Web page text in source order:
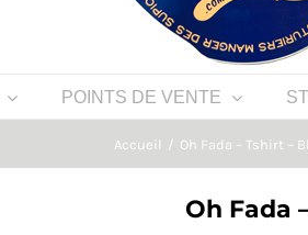
POINTS DE VENTE
Accueil Oh Fada – Tshirt –
Oh Fada